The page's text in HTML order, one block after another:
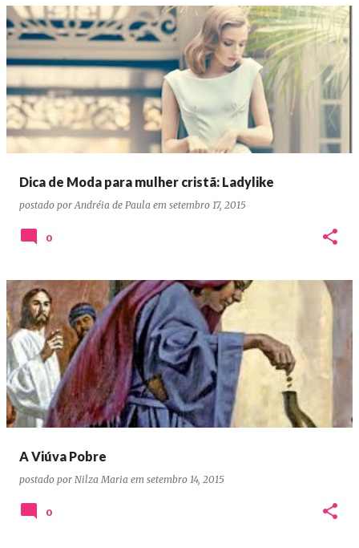
Dica de Moda para mulher cristã: Ladylike
postado por Andréia de Paula em setembro 17, 2015
0
A Viúva Pobre
postado por Nilza Maria em setembro 14, 2015
0